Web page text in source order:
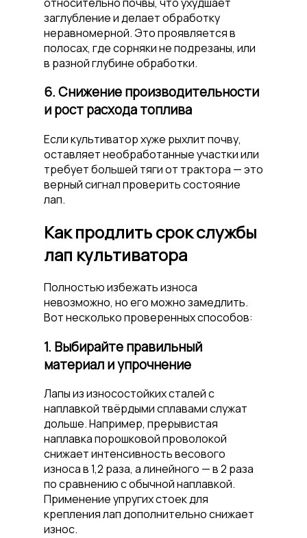
заглубление и делает обработку
неравномерной. Это проявляется в
полосах, где сорняки не подрезаны, или
в разной глубине обработки.
6. Снижение производительности
и рост расхода топлива
Если культиватор хуже рыхлит почву,
оставляет необработанные участки или
требует большей тяги от трактора — это
верный сигнал проверить состояние
лап.
Как продлить срок службы
лап культиватора
Полностью избежать износа
невозможно, но его можно замедлить.
Вот несколько проверенных способов:
1. Выбирайте правильный
материал и упрочнение
Лапы из износостойких сталей с
наплавкой твёрдыми сплавами служат
дольше. Например, прерывистая
наплавка порошковой проволокой
снижает интенсивность весового
износа в 1,2 раза, а линейного — в 2 раза
по сравнению с обычной наплавкой.
Применение упругих стоек для
крепления лап дополнительно снижает
износ.